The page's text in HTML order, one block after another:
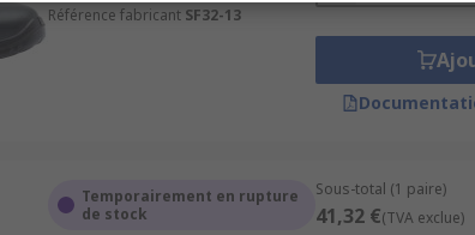
Référence fabricant SF32-13
Temporairement en rupture
de stock
Sous-total (1 paire)
41,32 €(TVA exclue)